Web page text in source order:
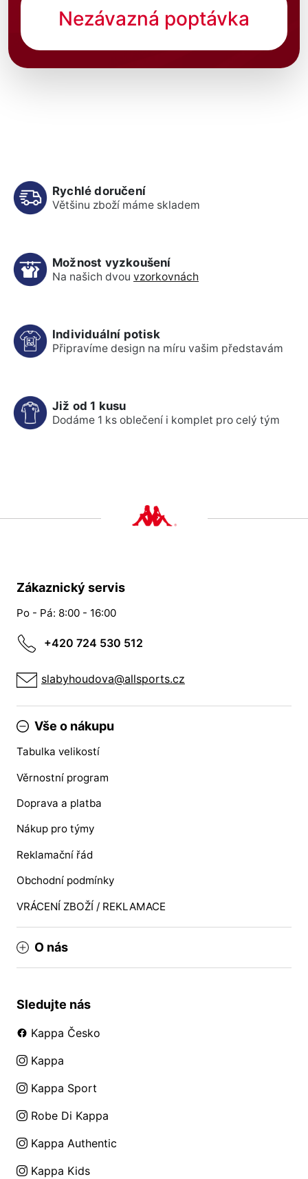
Nezávazná poptávka
Rychlé doručení
Většinu zboží máme skladem
Možnost vyzkoušení
Na našich dvou vzorkovnách
Individuální potisk
Připravíme design na míru vašim představám
Již od 1 kusu
Dodáme 1 ks oblečení i komplet pro celý tým
Zákaznický servis
Po - Pá: 8:00 - 16:00
+420 724 530 512
slabyhoudova@allsports.cz
Vše o nákupu
Tabulka velikostí
Věrnostní program
Doprava a platba
Nákup pro týmy
Reklamační řád
Obchodní podmínky
VRÁCENÍ ZBOŽÍ / REKLAMACE
O nás
Sledujte nás
Kappa Česko
Kappa
Kappa Sport
Robe Di Kappa
Kappa Authentic
Kappa Kids